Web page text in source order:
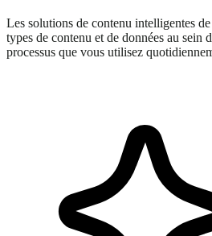
Les solutions de contenu intelligentes
types de contenu et de données au sein
processus que vous utilisez